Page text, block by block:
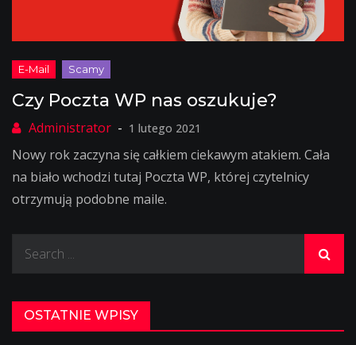
Czy Poczta WP nas oszukuje?
1 lutego 2021
Nowy rok zaczyna się całkiem ciekawym atakiem. Cała
na biało wchodzi tutaj Poczta WP, której czytelnicy
otrzymują podobne maile.
OSTATNIE WPISY